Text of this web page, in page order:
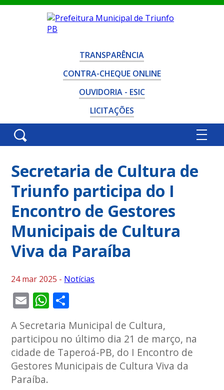
TRANSPARÊNCIA
CONTRA-CHEQUE ONLINE
OUVIDORIA - ESIC
LICITAÇÕES
Secretaria de Cultura de
Triunfo participa do I
Encontro de Gestores
Municipais de Cultura
Viva da Paraíba
24 mar 2025 - Notícias
EmailWhatsApp
A Secretaria Municipal de Cultura,
participou no último dia 21 de março, na
cidade de Taperoá-PB, do I Encontro de
Gestores Municipais de Cultura Viva da
Paraíba.